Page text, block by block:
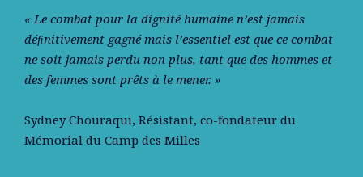
« Le combat pour la dignité humaine n’est jamais
déﬁnitivement gagné mais l’essentiel est que ce combat
ne soit jamais perdu non plus, tant que des hommes et
des femmes sont prêts à le mener. »
Sydney Chouraqui, Résistant, co-fondateur du
Mémorial du Camp des Milles